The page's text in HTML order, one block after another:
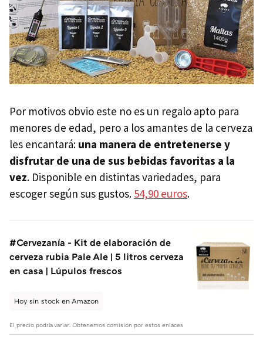
Por motivos obvio este no es un regalo apto para
menores de edad, pero a los amantes de la cerveza
les encantará: una manera de entretenerse y
disfrutar de una de sus bebidas favoritas a la
vez. Disponible en distintas variedades, para
escoger según sus gustos. 54,90 euros.
#Cervezanía - Kit de elaboración de
cerveza rubia Pale Ale | 5 litros cerveza
en casa | Lúpulos frescos
Hoy sin stock en Amazon
El precio podría variar. Obtenemos comisión por estos enlaces